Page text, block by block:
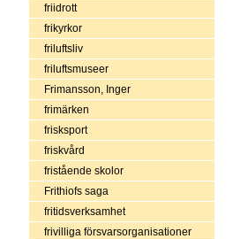
friidrott
frikyrkor
friluftsliv
friluftsmuseer
Frimansson, Inger
frimärken
frisksport
friskvård
fristående skolor
Frithiofs saga
fritidsverksamhet
frivilliga försvarsorganisationer